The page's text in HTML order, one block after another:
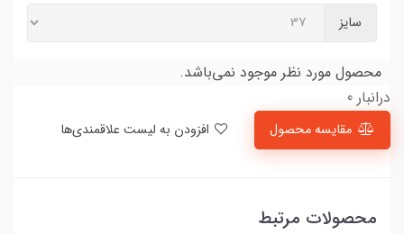
سایز
محصول مورد نظر موجود نمی‌باشد.
درانبار 0
مقایسه محصول
محصولات مرتبط